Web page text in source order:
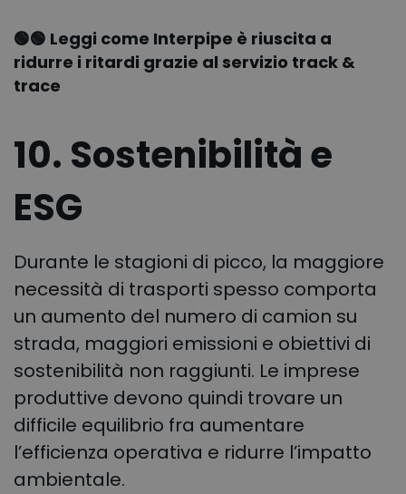
🟢🟢 Leggi come Interpipe è riuscita a
ridurre i ritardi grazie al servizio track &
trace
10. Sostenibilità e
ESG
Durante le stagioni di picco, la maggiore
necessità di trasporti spesso comporta
un aumento del numero di camion su
strada, maggiori emissioni e obiettivi di
sostenibilità non raggiunti. Le imprese
produttive devono quindi trovare un
difficile equilibrio fra aumentare
l’efficienza operativa e ridurre l’impatto
ambientale.